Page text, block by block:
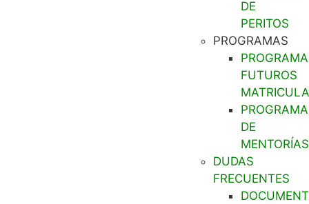
DE
PERITOS
PROGRAMAS
PROGRAMA
FUTUROS
PROGRAMA
DE
MENTORÍAS
DUDAS
FRECUENTES